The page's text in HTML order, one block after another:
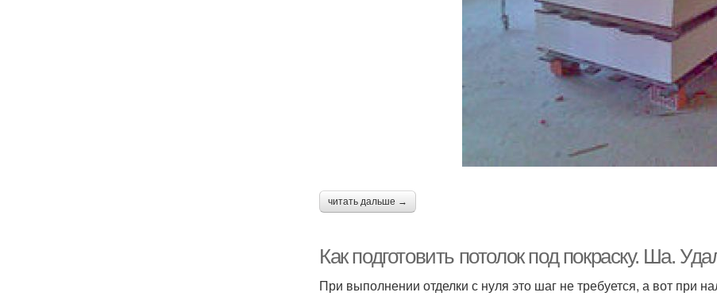
читать дальше →
Как подготовить потолок под покраску. Ша.
При выполнении отделки с нуля это шаг не требуется, а вот при